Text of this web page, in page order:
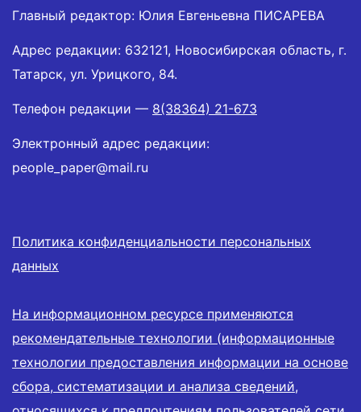
Главный редактор: Юлия Евгеньевна ПИСАРЕВА
Адрес редакции: 632121, Новосибирская область, г.
Татарск, ул. Урицкого, 84.
Телефон редакции — 8(38364) 21-673
Электронный адрес редакции:
people_paper@mail.ru
Политика конфиденциальности персональных
данных
На информационном ресурсе применяются
рекомендательные технологии (информационные
технологии предоставления информации на основе
сбора, систематизации и анализа сведений,